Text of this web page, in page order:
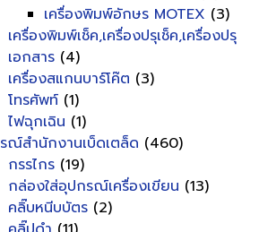
เครื่องพิมพ์อักษร MOTEX (3)
เครื่องพิมพ์เช็ค,เครื่องปรุเช็ค,เครื่องปรุ
เอกสาร (4)
เครื่องสแกนบาร์โค๊ต (3)
โทรศัพท์ (1)
ไฟฉุกเฉิน (1)
ณ์สำนักงานเบ็ดเตล็ด (460)
กรรไกร (19)
กล่องใส่อุปกรณ์เครื่องเขียน (13)
คลิ๊บหนีบบัตร (2)